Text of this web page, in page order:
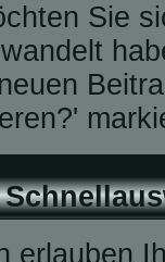
Sie
erlauben